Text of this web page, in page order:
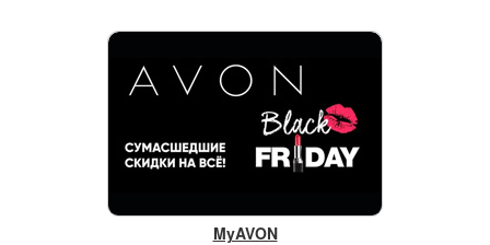
MyAVON